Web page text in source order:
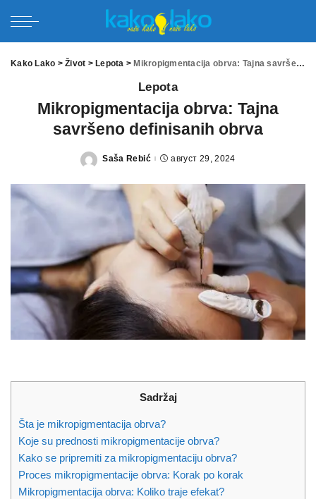
Kako Lako >Život > Lepota > Mikropigmentacija obrva: Tajna savršeno definisanih obrva
Lepota
Mikropigmentacija obrva: Tajna
savršeno definisanih obrva
Posted
Saša Rebić август 29, 2024
Sadržaj
Šta je mikropigmentacija obrva?
Koje su prednosti mikropigmentacije obrva?
Kako se pripremiti za mikropigmentaciju obrva?
Proces mikropigmentacije obrva: Korak po korak
Mikropigmentacija obrva: Koliko traje efekat?